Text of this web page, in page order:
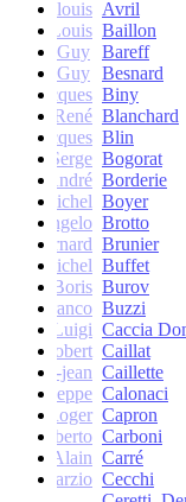
Jean-louis Avril
Louis Baillon
Guy Bareff
Guy Besnard
Jacques Biny
René Blanchard
Jacques Blin
Serge Bogorat
André Borderie
Michel Boyer
Angelo Brotto
Bernard Brunier
Michel Buffet
Boris Burov
Franco Buzzi
Luigi Caccia
Robert Caillat
René-jean Caillette
Giuseppe Calonaci
Roger Capron
Erberto Carboni
Alain Carré
Marzio Cecchi